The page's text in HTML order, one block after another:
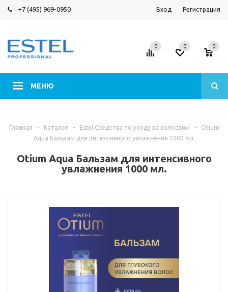
+7 (495) 969-0950 Вход Регистрация
МЕНЮ
0 0 0
Главная - Каталог - Estel Средства по уходу за волосами -
Otium
Aqua Бальзам для интенсивного увлажнения 1000 мл.
Otium Aqua Бальзам для интенсивного
увлажнения 1000 мл.